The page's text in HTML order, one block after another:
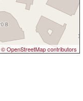
© OpenStreetMap contributors